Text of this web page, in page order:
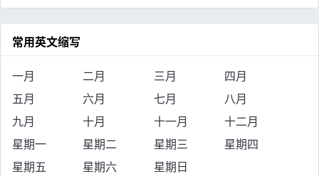
常用英文缩写
一月 二月 三月
四月
五月
六月 七月
八月
九月
十月 十一月
十二月
星期一
星期二 星期三
星期四
星期五
星期六 星期日